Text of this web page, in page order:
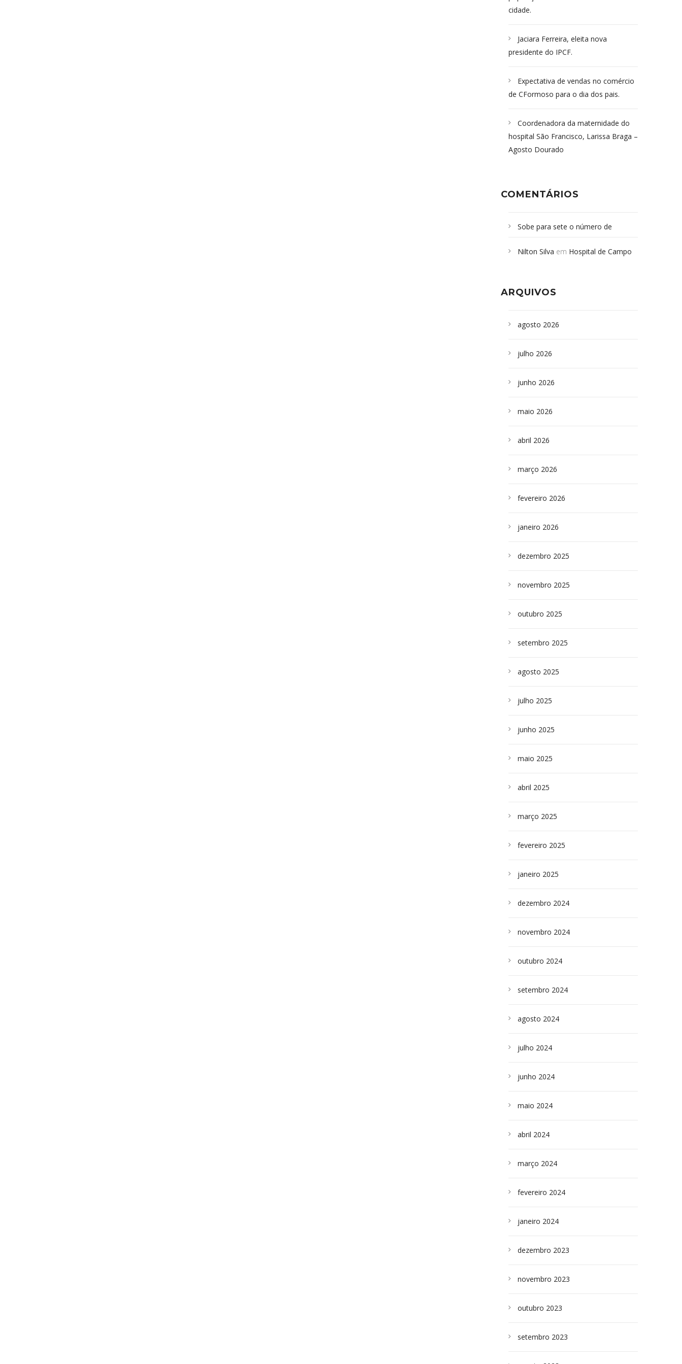
cidade.
Jaciara Ferreira, eleita nova
presidente do IPCF.
Expectativa de vendas no comércio
de CFormoso para o dia dos pais.
Coordenadora da maternidade do
hospital São Francisco, Larissa Braga –
Agosto Dourado
COMENTÁRIOS
Sobe para sete o número de
desabamento em São Paulo - Revista
sepultados em SP
Nilton Silva em Hospital de Campo
ARQUIVOS
agosto 2026
julho 2026
junho 2026
maio 2026
abril 2026
março 2026
fevereiro 2026
janeiro 2026
dezembro 2025
novembro 2025
outubro 2025
setembro 2025
agosto 2025
julho 2025
junho 2025
maio 2025
abril 2025
março 2025
fevereiro 2025
janeiro 2025
dezembro 2024
novembro 2024
outubro 2024
setembro 2024
agosto 2024
julho 2024
junho 2024
maio 2024
abril 2024
março 2024
fevereiro 2024
janeiro 2024
dezembro 2023
novembro 2023
outubro 2023
setembro 2023